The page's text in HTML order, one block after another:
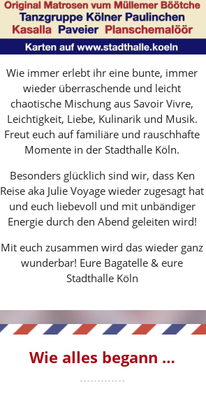
Wie immer erlebt ihr eine bunte, immer
wieder überraschende und leicht
chaotische Mischung aus Savoir Vivre,
Leichtigkeit, Liebe, Kulinarik und Musik.
Freut euch auf familiäre und rauschhafte
Momente in der Stadthalle Köln.
Besonders glücklich sind wir, dass Ken
Reise aka Julie Voyage wieder zugesagt hat
und euch liebevoll und mit unbändiger
Energie durch den Abend geleiten wird!
Mit euch zusammen wird das wieder ganz
wunderbar! Eure Bagatelle & eure
Stadthalle Köln
Wie alles begann …